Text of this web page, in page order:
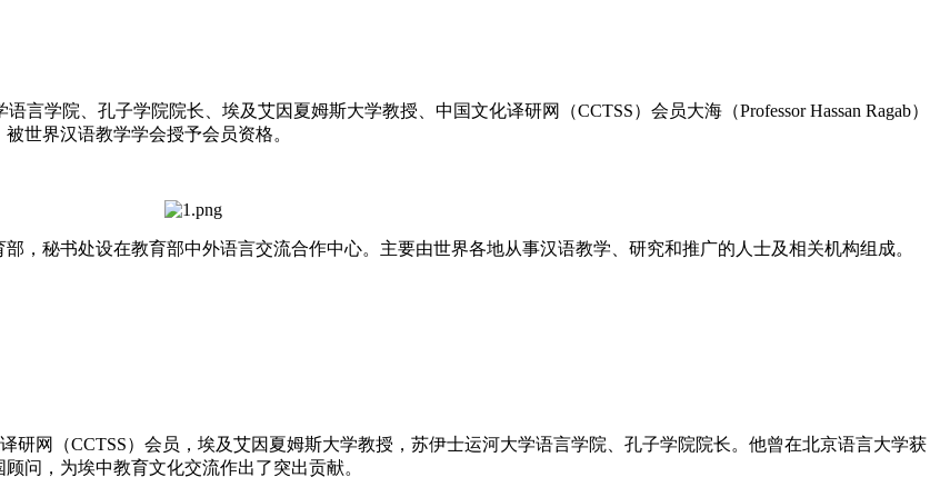
言学院、孔子学院院长、埃及艾因夏姆斯大学教授、中国文化译研网（CCTSS）会员大海（Professor Hassan Ragab）
世界汉语教学学会授予会员资格。
，秘书处设在教育部中外语言交流合作中心。主要由世界各地从事汉语教学、研究和推广的人士及相关机构组成。
译研网（CCTSS）会员，埃及艾因夏姆斯大学教授，苏伊士运河大学语言学院、孔子学院院长。他曾在北京语言大学获
问，为埃中教育文化交流作出了突出贡献。